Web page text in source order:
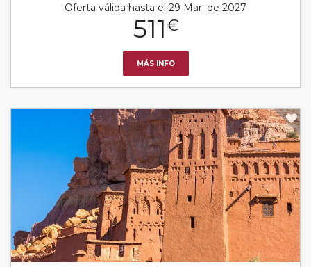
Oferta válida hasta el 29 Mar. de 2027
511€
MÁS INFO